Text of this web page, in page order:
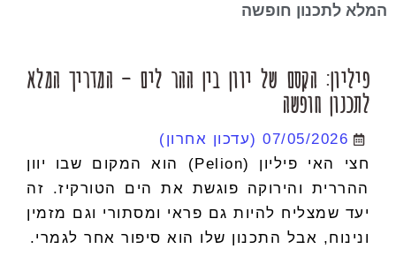
המלא לתכנון חופשה
פיליון: הקסם של יוון בין ההר לים – המדריך המלא
לתכנון חופשה
07/05/2026 (עדכון אחרון)
חצי האי פיליון (Pelion) הוא המקום שבו יוון
ההררית והירוקה פוגשת את הים הטורקיז. זה
יעד שמצליח להיות גם פראי ומסתורי וגם מזמין
ונינוח, אבל התכנון שלו הוא סיפור אחר לגמרי.